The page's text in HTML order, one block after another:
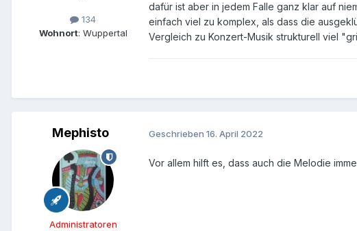
134
Wohnort: Wuppertal
dafür ist aber in jedem Falle ganz klar auf
einfach viel zu komplex, als dass die
Vergleich zu Konzert-Musik strukturell viel
Mephisto
Administratoren
Geschrieben 16. April 2022
Vor allem hilft es, dass auch die Melodie